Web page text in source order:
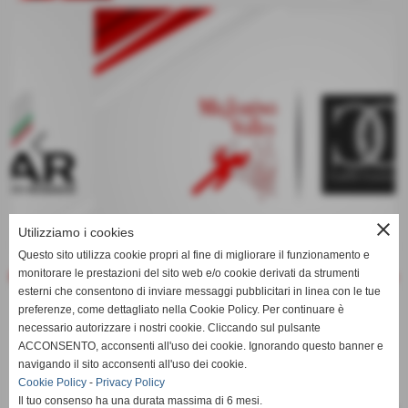
keyboard_arrow_left keyboard_arrow_right
close
Utilizziamo i cookies
Questo sito utilizza cookie propri al fine di migliorare il funzionamento e
monitorare le prestazioni del sito web e/o cookie derivati da strumenti
esterni che consentono di inviare messaggi pubblicitari in linea con le tue
preferenze, come dettagliato nella Cookie Policy. Per continuare è
necessario autorizzare i nostri cookie. Cliccando sul pulsante
ACCONSENTO, acconsenti all'uso dei cookie. Ignorando questo banner e
navigando il sito acconsenti all'uso dei cookie.
Cookie Policy - Privacy Policy
Il tuo consenso ha una durata massima di 6 mesi.